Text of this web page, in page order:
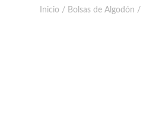
Inicio / Bolsas de Algodón /